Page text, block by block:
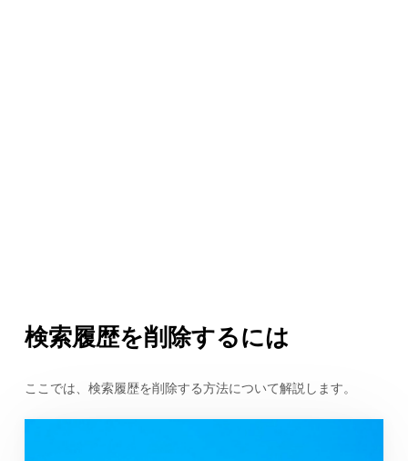
検索履歴を削除するには
ここでは、検索履歴を削除する方法について解説します。